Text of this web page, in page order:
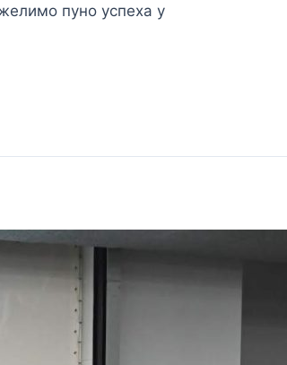
пуно успеха у